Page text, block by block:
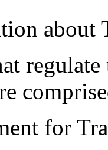
about
for